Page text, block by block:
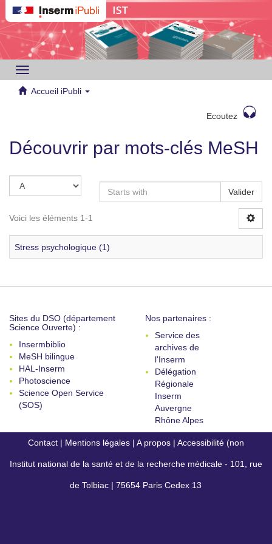
Toggle
navigation
Accueil iPubli
Ecoutez
Découvrir par mots-clés MeSH
Valider
Voici les éléments 1-1
Stress psychologique (1)
Sites du DSO (département
Science Ouverte) :
Insermbiblio
MeSH bilingue
HAL-Inserm
Photoscience
Science Open Service
(SOS)
Nos partenaires :
Service des
archives de
l'Inserm
Délégation
Régionale
Inserm
Auvergne
Rhône Alpes
Contact | Mentions légales | A propos | Accessibilité (non
conforme)
Institut national de la santé et de la recherche médicale - 101, rue
de Tolbiac | 75654 Paris Cedex 13